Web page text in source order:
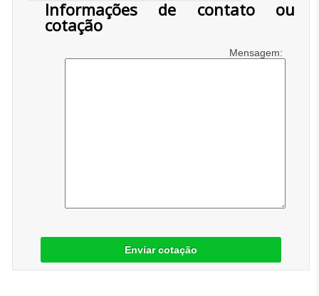
Informações de contato ou
cotação
Mensagem:
Enviar cotação